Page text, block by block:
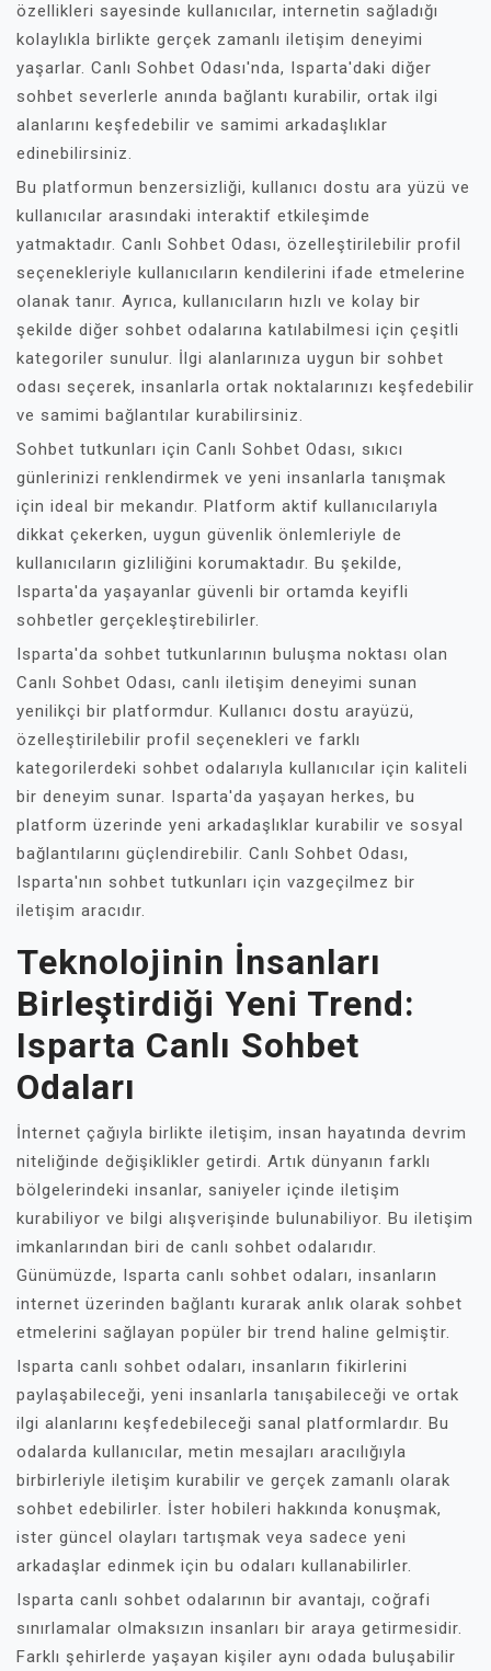
özellikleri sayesinde kullanıcılar, internetin sağladığı
kolaylıkla birlikte gerçek zamanlı iletişim deneyimi
yaşarlar. Canlı Sohbet Odası'nda, Isparta'daki diğer
sohbet severlerle anında bağlantı kurabilir, ortak ilgi
alanlarını keşfedebilir ve samimi arkadaşlıklar
edinebilirsiniz.
Bu platformun benzersizliği, kullanıcı dostu ara yüzü ve
kullanıcılar arasındaki interaktif etkileşimde
yatmaktadır. Canlı Sohbet Odası, özelleştirilebilir profil
seçenekleriyle kullanıcıların kendilerini ifade etmelerine
olanak tanır. Ayrıca, kullanıcıların hızlı ve kolay bir
şekilde diğer sohbet odalarına katılabilmesi için çeşitli
kategoriler sunulur. İlgi alanlarınıza uygun bir sohbet
odası seçerek, insanlarla ortak noktalarınızı keşfedebilir
ve samimi bağlantılar kurabilirsiniz.
Sohbet tutkunları için Canlı Sohbet Odası, sıkıcı
günlerinizi renklendirmek ve yeni insanlarla tanışmak
için ideal bir mekandır. Platform aktif kullanıcılarıyla
dikkat çekerken, uygun güvenlik önlemleriyle de
kullanıcıların gizliliğini korumaktadır. Bu şekilde,
Isparta'da yaşayanlar güvenli bir ortamda keyifli
sohbetler gerçekleştirebilirler.
Isparta'da sohbet tutkunlarının buluşma noktası olan
Canlı Sohbet Odası, canlı iletişim deneyimi sunan
yenilikçi bir platformdur. Kullanıcı dostu arayüzü,
özelleştirilebilir profil seçenekleri ve farklı
kategorilerdeki sohbet odalarıyla kullanıcılar için kaliteli
bir deneyim sunar. Isparta'da yaşayan herkes, bu
platform üzerinde yeni arkadaşlıklar kurabilir ve sosyal
bağlantılarını güçlendirebilir. Canlı Sohbet Odası,
Isparta'nın sohbet tutkunları için vazgeçilmez bir
iletişim aracıdır.
Teknolojinin İnsanları
Birleştirdiği Yeni Trend:
Isparta Canlı Sohbet
Odaları
İnternet çağıyla birlikte iletişim, insan hayatında devrim
niteliğinde değişiklikler getirdi. Artık dünyanın farklı
bölgelerindeki insanlar, saniyeler içinde iletişim
kurabiliyor ve bilgi alışverişinde bulunabiliyor. Bu iletişim
imkanlarından biri de canlı sohbet odalarıdır.
Günümüzde, Isparta canlı sohbet odaları, insanların
internet üzerinden bağlantı kurarak anlık olarak sohbet
etmelerini sağlayan popüler bir trend haline gelmiştir.
Isparta canlı sohbet odaları, insanların fikirlerini
paylaşabileceği, yeni insanlarla tanışabileceği ve ortak
ilgi alanlarını keşfedebileceği sanal platformlardır. Bu
odalarda kullanıcılar, metin mesajları aracılığıyla
birbirleriyle iletişim kurabilir ve gerçek zamanlı olarak
sohbet edebilirler. İster hobileri hakkında konuşmak,
ister güncel olayları tartışmak veya sadece yeni
arkadaşlar edinmek için bu odaları kullanabilirler.
Isparta canlı sohbet odalarının bir avantajı, coğrafi
sınırlamalar olmaksızın insanları bir araya getirmesidir.
Farklı şehirlerde yaşayan kişiler aynı odada buluşabilir